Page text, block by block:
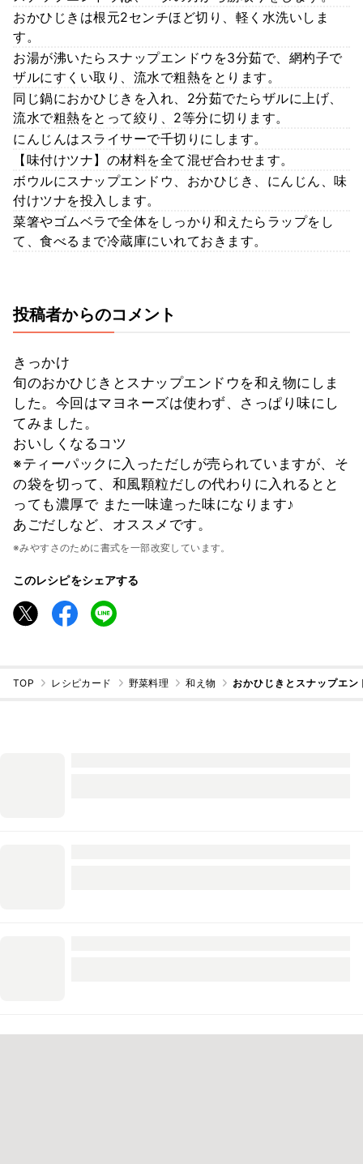
おかひじきは根元2センチほど切り、軽く水洗いしま
す。
お湯が沸いたらスナップエンドウを3分茹で、網杓子で
ザルにすくい取り、流水で粗熱をとります。
同じ鍋におかひじきを入れ、2分茹でたらザルに上げ、
流水で粗熱をとって絞り、2等分に切ります。
にんじんはスライサーで千切りにします。
【味付けツナ】の材料を全て混ぜ合わせます。
ボウルにスナップエンドウ、おかひじき、にんじん、味
付けツナを投入します。
菜箸やゴムベラで全体をしっかり和えたらラップをし
て、食べるまで冷蔵庫にいれておきます。
投稿者からのコメント
きっかけ
旬のおかひじきとスナップエンドウを和え物にしま
した。今回はマヨネーズは使わず、さっぱり味にし
てみました。
おいしくなるコツ
※ティーパックに入っただしが売られていますが、そ
の袋を切って、和風顆粒だしの代わりに入れるとと
っても濃厚で また一味違った味になります♪
あごだしなど、オススメです。
※みやすさのために書式を一部改変しています。
このレシピをシェアする
TOP レシピカード 野菜料理 和え物 おかひじきとスナップエ